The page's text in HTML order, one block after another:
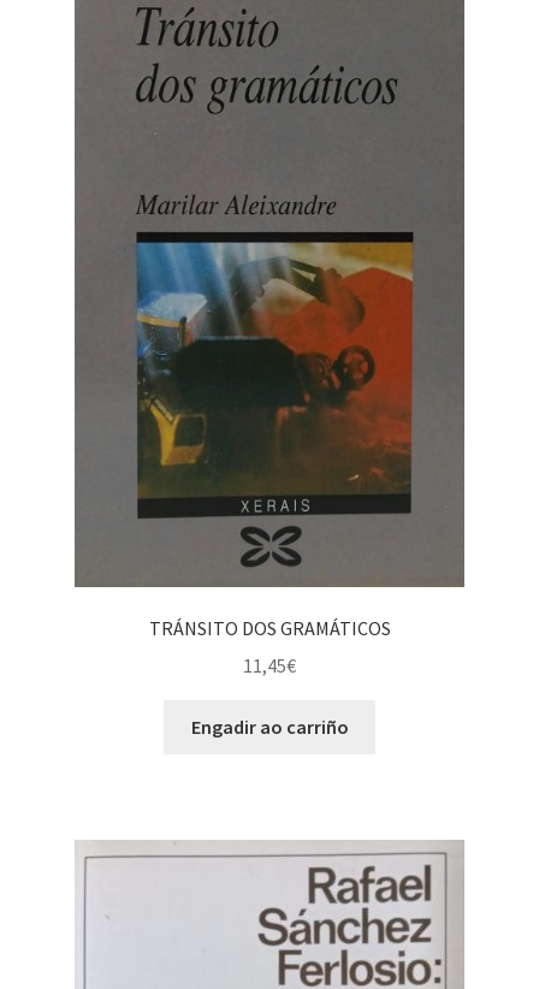
TRÁNSITO DOS GRAMÁTICOS
11,45€
Engadir ao carriño